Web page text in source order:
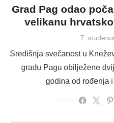
Grad Pag odao
velikanu
Posted
7.
Središnja svečanost u
gradu Pagu obilježene
godina od rođenja